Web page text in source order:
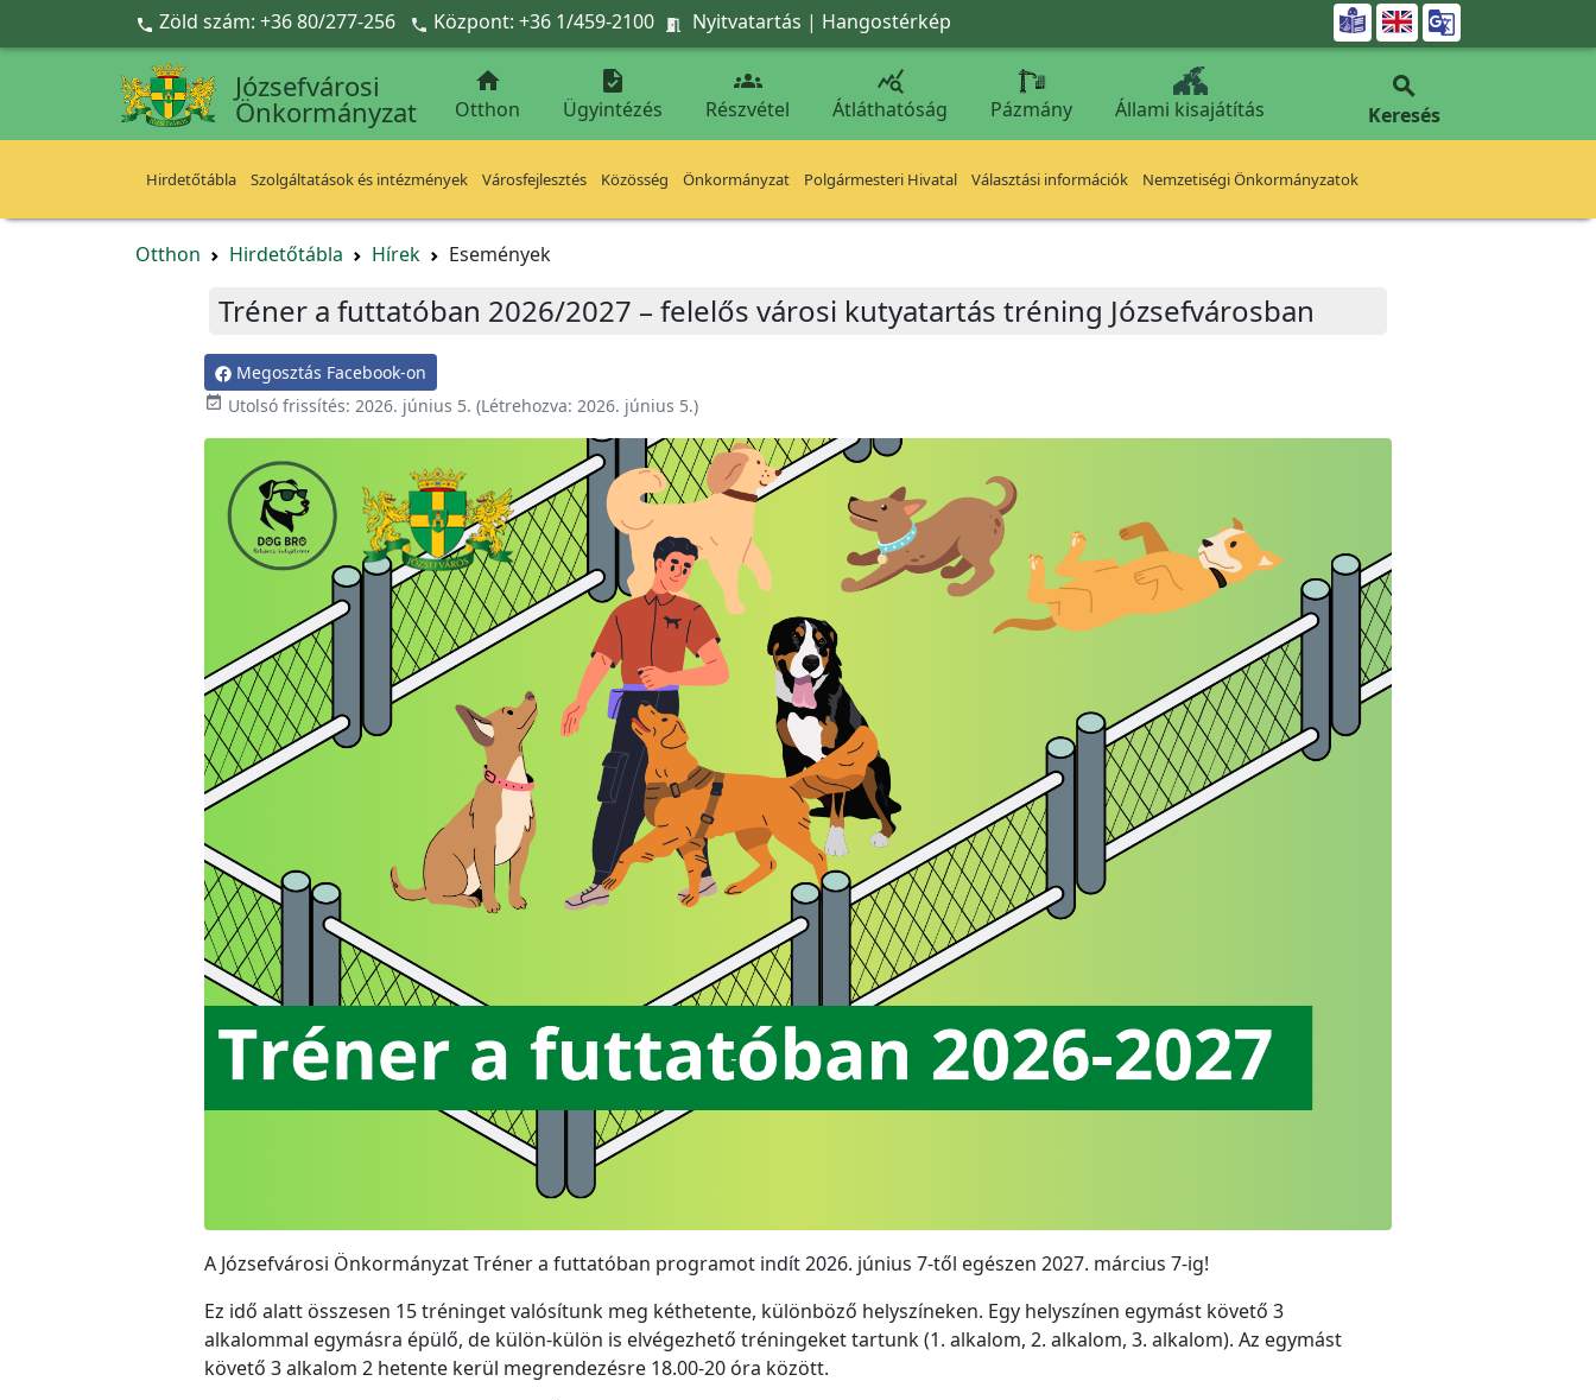
Ugrás a fő tartalomra
 Zöld szám: +36 80/277-256  Központ: +36 1/459-2100  Nyitvatartás | Hangostérkép 
Józsefvárosi
Önkormányzat

Otthon

Ügyintézés

Részvétel

Átláthatóság Pázmány Állami kisajátítás

Keresés
Hirdetőtábla Szolgáltatások és intézmények Városfejlesztés Közösség Önkormányzat Polgármesteri Hivatal Választási információk Nemzetiségi Önkormányzatok
Otthon Hirdetőtábla Hírek Események
Tréner a futtatóban 2026/2027 – felelős városi kutyatartás tréning Józsefvárosban
Megosztás Facebook-on
 Utolsó frissítés: 2026. június 5. (Létrehozva: 2026. június 5.)
A Józsefvárosi Önkormányzat Tréner a futtatóban programot indít 2026. június 7-től egészen 2027. március 7-ig!
Ez idő alatt összesen 15 tréninget valósítunk meg kéthetente, különböző helyszíneken. Egy helyszínen egymást követő 3
alkalommal egymásra épülő, de külön-külön is elvégezhető tréningeket tartunk (1. alkalom, 2. alkalom, 3. alkalom). Az egymást
követő 3 alkalom 2 hetente kerül megrendezésre 18.00-20 óra között.